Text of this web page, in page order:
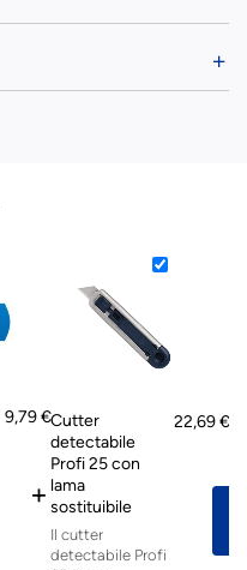
9,79 €
+
Cutter
detectabile
Profi 25 con
lama
sostituibile
Il cutter
detectabile Profi
22,69 €